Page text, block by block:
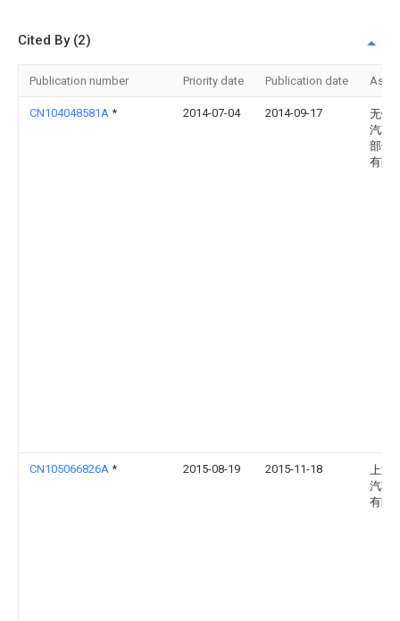
Cited By (2)
Publication number Priority date Publication date
CN104048581A * 2014-07-04 2014-09-17
无锡
汽车
部件
有限
CN105066826A * 2015-08-19 2015-11-18
上海
汽车
有限